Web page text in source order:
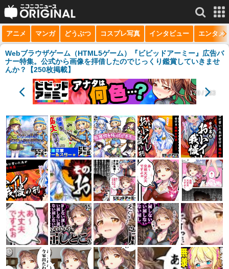
サービス一覧 もっと見る
niconico
動画
生放送
ニュース
チャンネル
マンガ
ニコニコQ
アニメ マンガ どうぶつ コスプレ写真 インタビュー エンタメ
Webブラウザゲーム（HTML5ゲーム）『ビビッドアーミー』広告バ
ナー特集。公式から画像を拝借したのでじっくり鑑賞していきませ
んか？【250枚掲載】
179 / 183